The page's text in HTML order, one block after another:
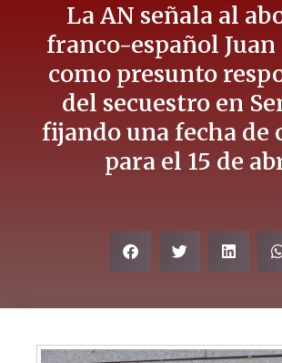
La AN señala al
franco-español Juan
como presunto
del secuestro en
fijando una fecha de
para el 15 de